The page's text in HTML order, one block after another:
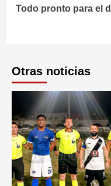
Todo pronto para el
Otras noticias